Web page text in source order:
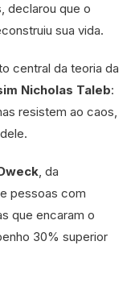
declarou que o
sua vida.
central da teoria da
Nicholas Taleb:
resistem ao caos,
, da
pessoas com
que encaram o
30% superior